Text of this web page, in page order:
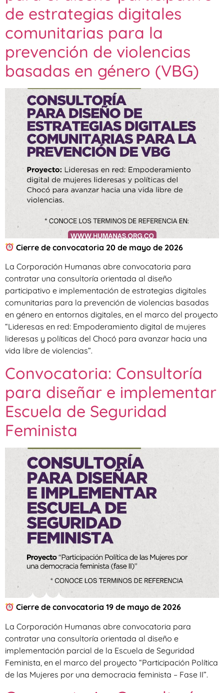
de estrategias digitales
comunitarias para la
prevención de violencias
basadas en género (VBG)
Cierre de convocatoria 20 de mayo de 2026
La Corporación Humanas abre convocatoria para
contratar una consultoría orientada al diseño
participativo e implementación de estrategias digitales
comunitarias para la prevención de violencias basadas
en género en entornos digitales, en el marco del proyecto
“Lideresas en red: Empoderamiento digital de mujeres
lideresas y políticas del Chocó para avanzar hacia una
vida libre de violencias”.
Convocatoria: Consultoría
para diseñar e implementar
Escuela de Seguridad
Feminista
Cierre de convocatoria 19 de mayo de 2026
La Corporación Humanas abre convocatoria para
contratar una consultoría orientada al diseño e
implementación parcial de la Escuela de Seguridad
Feminista, en el marco del proyecto “Participación Política
de las Mujeres por una democracia feminista – Fase II”.